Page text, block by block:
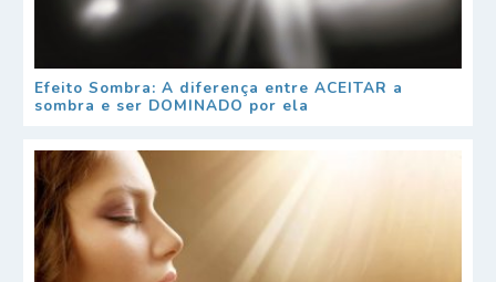
Efeito Sombra: A diferença entre ACEITAR a
sombra e ser DOMINADO por ela